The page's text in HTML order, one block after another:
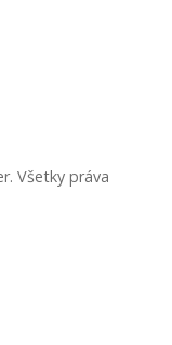
Všetky práva